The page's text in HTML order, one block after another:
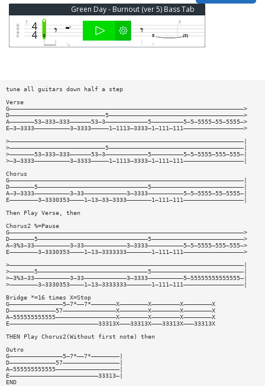
Green Day - Burnout (ver 5) Bass Tab
tune all guitars down half a step
Verse
G——————————————————————————————————————————————————————————————————>
D———————————————————————————5——————————————————————————————————————>
A———————53—333—333——————53—3————————————5—————————5—5—5555—55—5555—>
E—3—3333——————————3—3333—————1—1113—3333—1—111—111—————————————————>
>——————————————————————————————————————————————————————————————————|
>———————————————————————————5——————————————————————————————————————|
>———————53—333—333——————53—3————————————5—————————5—5—5555—555—555—|
>—3—3333——————————3—3333—————1—1113—3333—1—111—111—————————————————|
Chorus
G——————————————————————————————————————————————————————————————————|
D———————5———————————————————————————————5——————————————————————————|
A—3—3333——————————3—33————————————3—3333——————————5—5—5555—55—5555—|
E————————3—3330353————1—13—33—3333———————1—111—111—————————————————|
Then Play Verse, then
Chorus2 %=Pause
G——————————————————————————————————————————————————————————————————>
D———————5———————————————————————————————5——————————————————————————>
A—3%3—33——————————3—33————————————3—3333——————————5—5—5555—555—555—>
E————————3—3330353————1—13—3333333———————1—111—111—————————————————>
>——————————————————————————————————————————————————————————————————|
>———————5———————————————————————————————5——————————————————————————|
>—3%3—33——————————3—33————————————3—3333——————————5—55555555555555—|
>————————3—3330353————1—13—3333333———————1—111—111—————————————————|
Bridge *=16 times X=Stop
G———————————————5—7*——7*———————X————————X————————X————————X
D—————————————57———————————————X————————X————————X————————X
A—555555555555—————————————————X————————X————————X————————X
E—————————————————————————33313X———33313X———33313X———33313X
THEN Play Chorus2(Without first note) then
Outro
G———————————————5—7*——7*————————|
D—————————————57————————————————|
A—555555555555——————————————————|
E—————————————————————————33313—|
END